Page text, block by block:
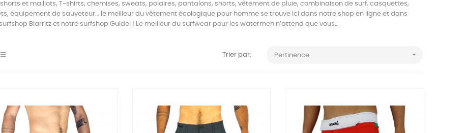
et maillots, T-shirts, chemises, sweats, polaires, pantalons, shorts, vêtement de pluie, combinaison de surf, casquettes,
équipement de sauveteur… le meilleur du vêtement écologique pour homme se trouve ici dans notre shop en ligne et dans
Biarritz et notre surfshop Guidel ! Le meilleur du surfwear pour les watermen n’attend que vous…
Trier par: Pertinence 